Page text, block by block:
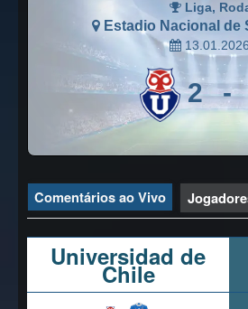
Liga,
Estadio Nacional de
2 -
Comentários ao Vivo
Universidad de
Chile